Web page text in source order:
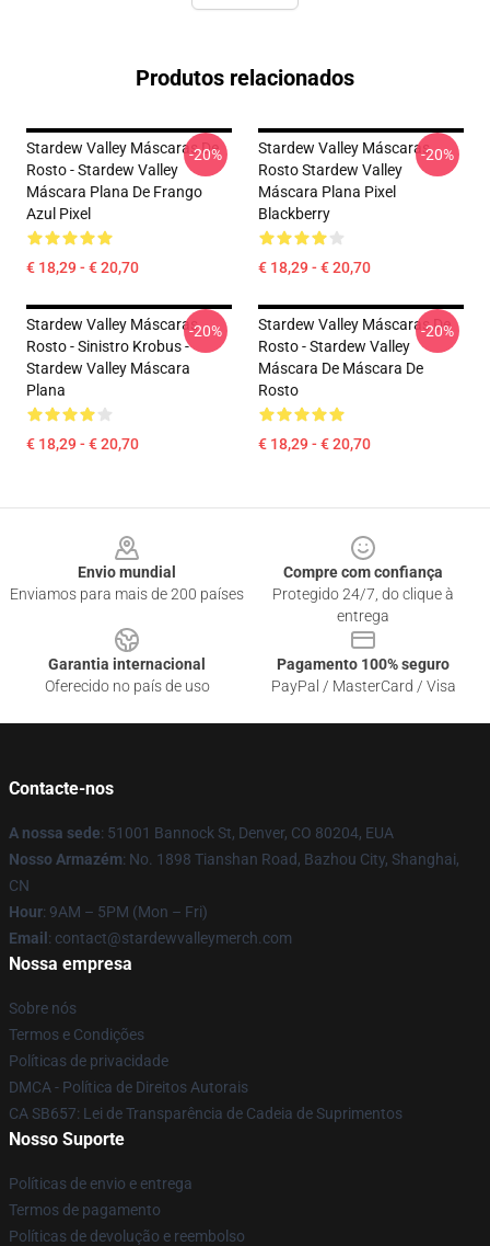
Produtos relacionados
Stardew Valley Máscaras De
Rosto - Stardew Valley
Máscara Plana De Frango
Azul Pixel
€ 18,29 - € 20,70
-20%
Stardew Valley Máscaras
Rosto Stardew Valley
Máscara Plana Pixel
Blackberry
€ 18,29 - € 20,70
-20%
Stardew Valley Máscaras
Rosto - Sinistro Krobus -
Stardew Valley Máscara
Plana
€ 18,29 - € 20,70
-20%
Stardew Valley Máscaras De
Rosto - Stardew Valley
Máscara De Máscara De
Rosto
€ 18,29 - € 20,70
-20%
Envio mundial
Enviamos para mais de 200 países
Compre com confiança
Protegido 24/7, do clique à
entrega
Garantia internacional
Oferecido no país de uso
Pagamento 100% seguro
PayPal / MasterCard / Visa
Contacte-nos
A nossa sede: 51001 Bannock St, Denver, CO 80204, EUA
Nosso Armazém: No. 1898 Tianshan Road, Bazhou City, Shanghai,
CN
Hour: 9AM – 5PM (Mon – Fri)
Email : contact@stardewvalleymerch.com
Nossa empresa
Sobre nós
Termos e Condições
Políticas de privacidade
DMCA - Política de Direitos Autorais
CA SB657: Lei de Transparência de Cadeia de Suprimentos
Nosso Suporte
Políticas de envio e entrega
Termos de pagamento
Políticas de devolução e reembolso